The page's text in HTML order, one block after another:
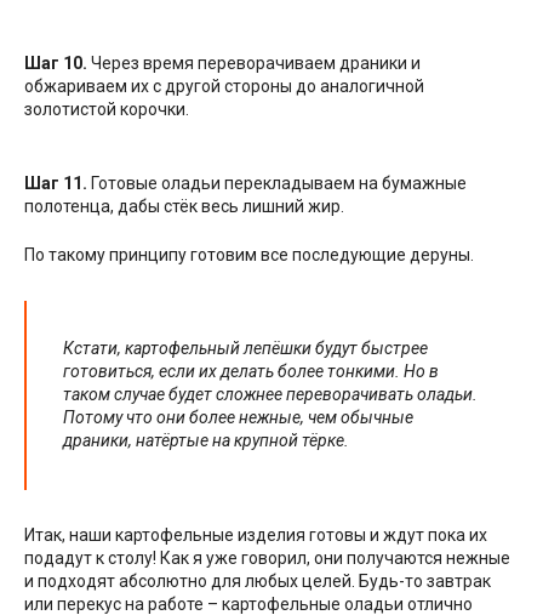
Шаг 10. Через время переворачиваем драники и
обжариваем их с другой стороны до аналогичной
золотистой корочки.
Шаг 11. Готовые оладьи перекладываем на бумажные
полотенца, дабы стёк весь лишний жир.
По такому принципу готовим все последующие деруны.
Кстати, картофельный лепёшки будут быстрее
готовиться, если их делать более тонкими. Но в
таком случае будет сложнее переворачивать оладьи.
Потому что они более нежные, чем обычные
драники, натёртые на крупной тёрке.
Итак, наши картофельные изделия готовы и ждут пока их
подадут к столу! Как я уже говорил, они получаются нежные
и подходят абсолютно для любых целей. Будь-то завтрак
или перекус на работе – картофельные оладьи отлично